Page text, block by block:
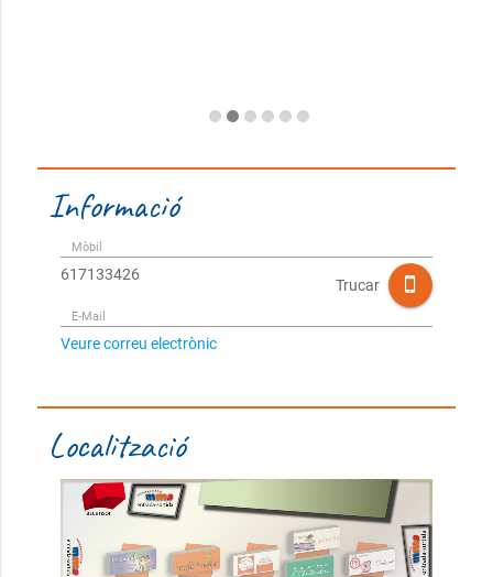
Informació
Mòbil
617133426
Trucar
E-Mail
Veure correu electrònic
Localització